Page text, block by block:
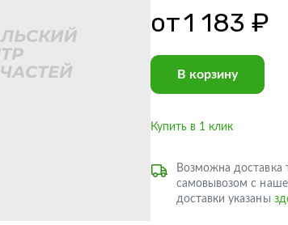
от1 183 ₽
В корзину
Купить в 1 клик
Возможна доставка
самовывозом с
доставки указаны